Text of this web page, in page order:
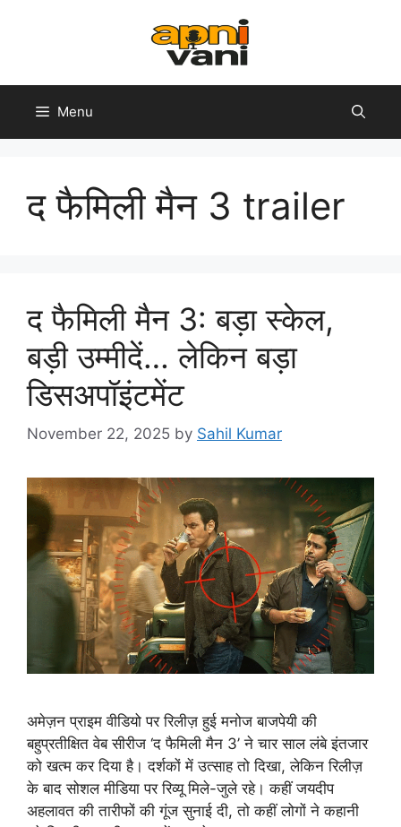
Menu
द फैमिली मैन 3 trailer
द फैमिली मैन 3: बड़ा स्केल,
बड़ी उम्मीदें… लेकिन बड़ा
डिसअपॉइंटमेंट
November 22, 2025 by Sahil Kumar
अमेज़न प्राइम वीडियो पर रिलीज़ हुई मनोज बाजपेयी की
बहुप्रतीक्षित वेब सीरीज ‘द फैमिली मैन 3’ ने चार साल लंबे इंतजार
को खत्म कर दिया है। दर्शकों में उत्साह तो दिखा, लेकिन रिलीज़
के बाद सोशल मीडिया पर रिव्यू मिले-जुले रहे। कहीं जयदीप
अहलावत की तारीफों की गूंज सुनाई दी, तो कहीं लोगों ने कहानी